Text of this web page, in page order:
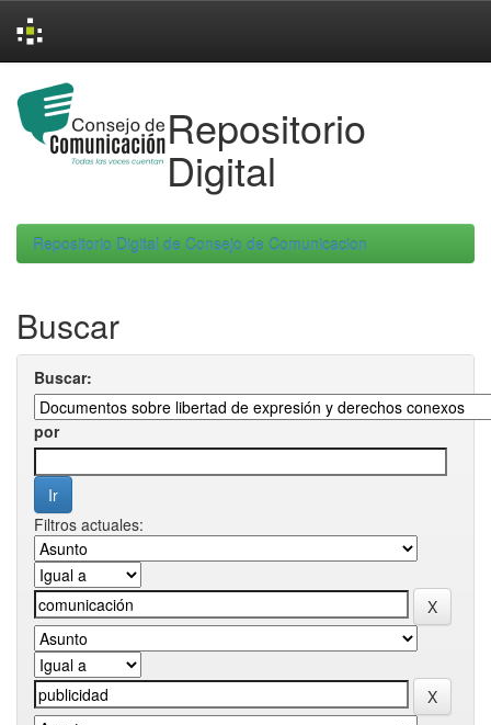
navigation
Repositorio
Digital
Repositorio Digital de Consejo de Comunicacion
Buscar
Buscar:
por
Filtros actuales: